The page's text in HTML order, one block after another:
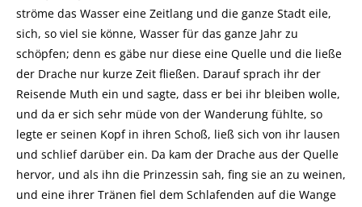
ströme das Wasser eine Zeitlang und die ganze Stadt eile,
sich, so viel sie könne, Wasser für das ganze Jahr zu
schöpfen; denn es gäbe nur diese eine Quelle und die ließe
der Drache nur kurze Zeit fließen. Darauf sprach ihr der
Reisende Muth ein und sagte, dass er bei ihr bleiben wolle,
und da er sich sehr müde von der Wanderung fühlte, so
legte er seinen Kopf in ihren Schoß, ließ sich von ihr lausen
und schlief darüber ein. Da kam der Drache aus der Quelle
hervor, und als ihn die Prinzessin sah, fing sie an zu weinen,
und eine ihrer Tränen fiel dem Schlafenden auf die Wange